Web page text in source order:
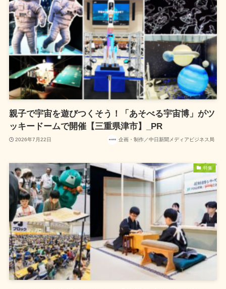
親子で宇宙を遊びつくそう！「あそべる宇宙博」がツ
ッキードームで開催【三重県津市】_PR
2026年7月22日 企画・制作／中日新聞メディアビジネス局
特集